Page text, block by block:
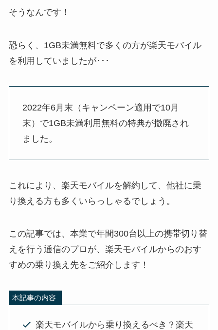
そうなんです！
恐らく、1GB未満無料で多くの方が楽天モバイル
を利用していましたが･･･
2022年6月末（キャンペーン適用で10月
末）で1GB未満利用無料の特典が撤廃され
ました。
これにより、楽天モバイルを解約して、他社に乗
り換える方も多くいらっしゃるでしょう。
この記事では、本業で年間300台以上の携帯切り替
えを行う通信のプロが、楽天モバイルからのおす
すめの乗り換え先をご紹介します！
本記事の内容
楽天モバイルから乗り換えるべき？楽天